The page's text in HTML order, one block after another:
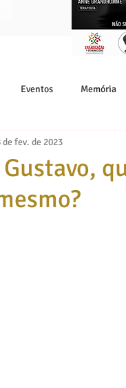
Eventos Memória
de fev. de 2023
de 5 estrelas.